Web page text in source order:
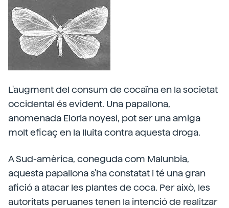
L'augment del consum de cocaïna en la societat
occidental és evident. Una papallona,
anomenada Eloria noyesi, pot ser una amiga
molt eficaç en la lluita contra aquesta droga.
A Sud-amèrica, coneguda com Malunbia,
aquesta papallona s'ha constatat i té una gran
afició a atacar les plantes de coca. Per això, les
autoritats peruanes tenen la intenció de realitzar